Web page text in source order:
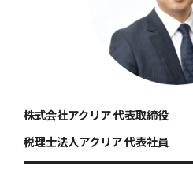
株式会社アクリア 代表取締役
税理士法人アクリア 代表社員